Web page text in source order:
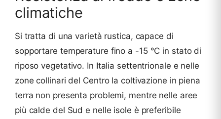
climatiche
Si tratta di una varietà rustica, capace di
sopportare temperature fino a -15 °C in stato di
riposo vegetativo. In Italia settentrionale e nelle
zone collinari del Centro la coltivazione in piena
terra non presenta problemi, mentre nelle aree
più calde del Sud e nelle isole è preferibile